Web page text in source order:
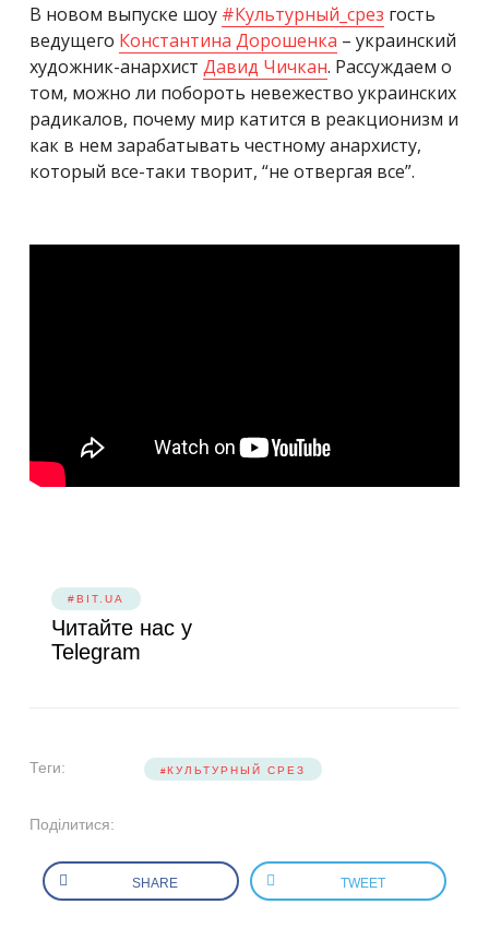
В новом выпуске шоу #Культурный_срез гость
ведущего Константина Дорошенка – украинский
художник-анархист Давид Чичкан. Рассуждаем о
том, можно ли побороть невежество украинских
радикалов, почему мир катится в реакционизм и
как в нем зарабатывать честному анархисту,
который все-таки творит, “не отвергая все”.
#BIT.UA
Читайте нас у
Telegram
Теги: КУЛЬТУРНЫЙ СРЕЗ
Поділитися:
SHARE TWEET